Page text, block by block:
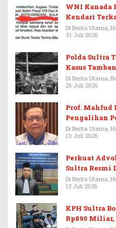
WNI Kanada
Kendari
Di Berita Utama,
31 Juli 2026
Polda Sultra
Kasus
Di Berita Utama,
26 Juli 2026
Prof. Mahfud
Pengalihan
Febrie
Di Berita Utama,
13 Juli 2026
Perkuat
Sultra
PERADI
Di Berita Utama,
12 Juli 2026
KPH Sultra
Rp890 Miliar,